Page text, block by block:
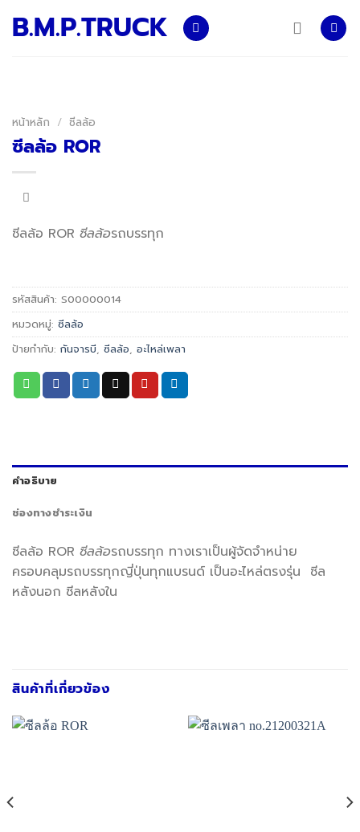
B.M.P.TRUCK
หน้าหลัก / ซีลล้อ
ซีลล้อ ROR
ซีลล้อ ROR ซีลล้อรถบรรทุก
รหัสสินค้า: S00000014
หมวดหมู่: ซีลล้อ
ป้ายกำกับ: กันจารบี, ซีลล้อ, อะไหล่เพลา
คำอธิบาย
ช่องทางชำระเงิน
ซีลล้อ ROR ซีลล้อรถบรรทุก ทางเราเป็นผู้จัดจำหน่าย
ครอบคลุมรถบรรทุกญี่ปุ่นทุกแบรนด์ เป็นอะไหล่ตรงรุ่น ซีล
หลังนอก ซีลหลังใน
สินค้าที่เกี่ยวข้อง